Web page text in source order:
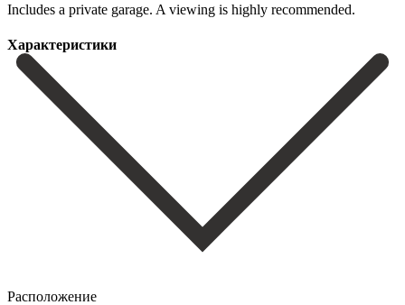
Includes a private garage. A viewing is highly recommended.
Характеристики
Расположение